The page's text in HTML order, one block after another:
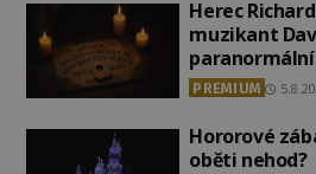
Herec
muzikant
PREMIUM
Hororové
oběti nehod?